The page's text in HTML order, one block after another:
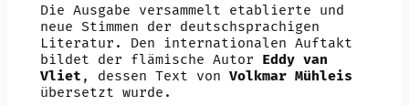
Die Ausgabe versammelt etablierte und
neue Stimmen der deutschsprachigen
Literatur. Den internationalen Auftakt
bildet der flämische Autor Eddy van
Vliet , dessen Text von Volkmar Mühleis
übersetzt wurde.